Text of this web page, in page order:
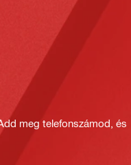
meg telefonszámod, és